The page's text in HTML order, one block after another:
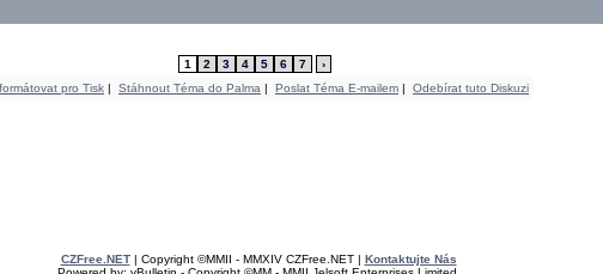
1 2 3 4 5 6 7
›
pro Tisk | Stáhnout Téma do Palma | Poslat Téma E-mailem | Odebírat tuto Diskuzi
CZFree.NET| Copyright ©MMII - MMXIV CZFree.NET | Kontaktujte Nás